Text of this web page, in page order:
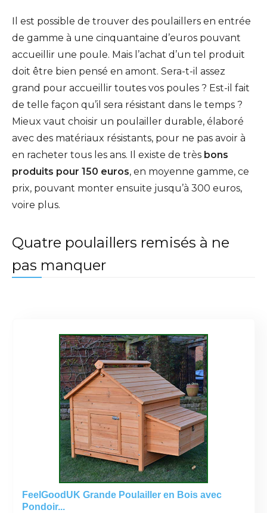
Il est possible de trouver des poulaillers en entrée
de gamme à une cinquantaine d’euros pouvant
accueillir une poule. Mais l’achat d’un tel produit
doit être bien pensé en amont. Sera-t-il assez
grand pour accueillir toutes vos poules ? Est-il fait
de telle façon qu’il sera résistant dans le temps ?
Mieux vaut choisir un poulailler durable, élaboré
avec des matériaux résistants, pour ne pas avoir à
en racheter tous les ans. Il existe de très bons
produits pour 150 euros, en moyenne gamme, ce
prix, pouvant monter ensuite jusqu’à 300 euros,
voire plus.
Quatre poulaillers remisés à ne
pas manquer
FeelGoodUK Grande Poulailler en Bois avec
Pondoir...